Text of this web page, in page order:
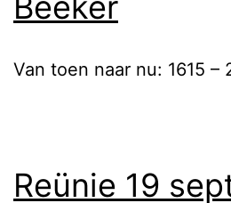
Van toen naar nu: 1615 –
Reünie 19